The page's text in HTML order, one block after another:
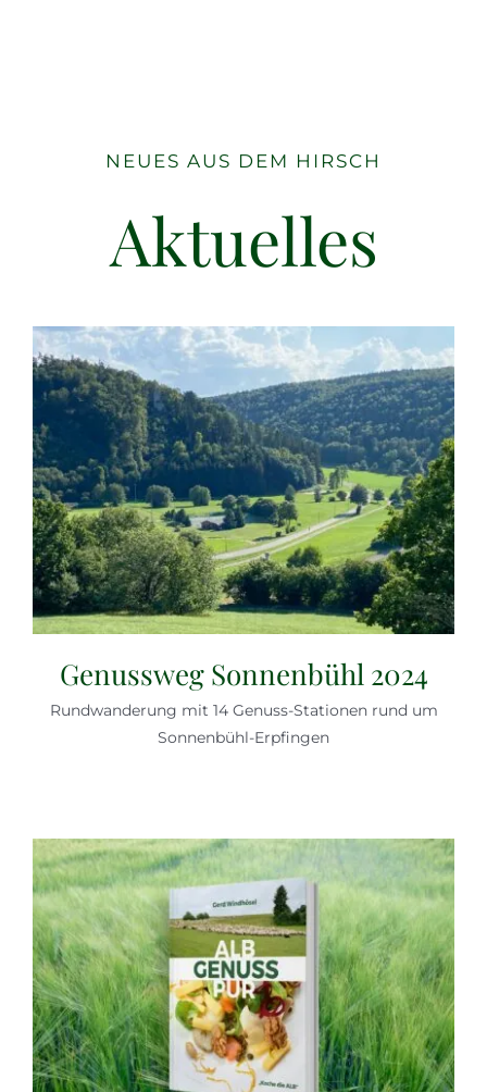
NEUES AUS DEM HIRSCH
Aktuelles
Genussweg Sonnenbühl 2024
Rundwanderung mit 14 Genuss-Stationen rund um
Sonnenbühl-Erpfingen